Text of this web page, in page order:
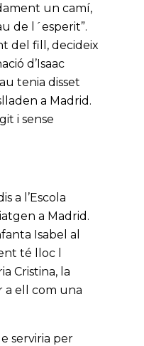
un camí,
de l´esperit”.
del fill, decideix
d’Isaac
tenia disset
a Madrid.
i sense
a l’Escola
a Madrid.
Isabel al
té lloc l
Cristina, la
a ell com una
serviria per